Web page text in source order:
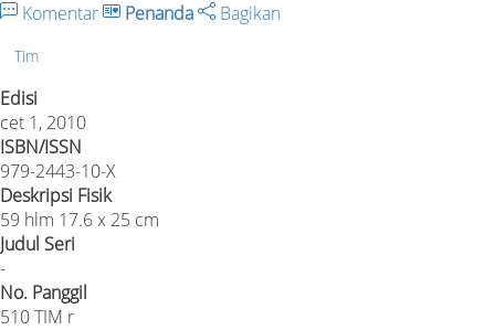
Komentar Penanda Bagikan
Tim
Edisi
cet 1, 2010
ISBN/ISSN
979-2443-10-X
Deskripsi Fisik
59 hlm 17.6 x 25 cm
Judul Seri
-
No. Panggil
510 TIM r